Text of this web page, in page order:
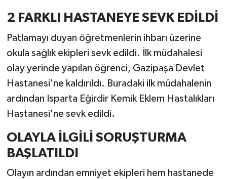
2 FARKLI HASTANEYE SEVK EDİLDİ
Patlamayı duyan öğretmenlerin ihbarı üzerine
okula sağlık ekipleri sevk edildi. İlk müdahalesi
olay yerinde yapılan öğrenci, Gazipaşa Devlet
Hastanesi'ne kaldırıldı. Buradaki ilk müdahalenin
ardından Isparta Eğirdir Kemik Eklem Hastalıkları
Hastanesi'ne sevk edildi.
OLAYLA İLGİLİ SORUŞTURMA
BAŞLATILDI
Olayın ardından emniyet ekipleri hem hastanede